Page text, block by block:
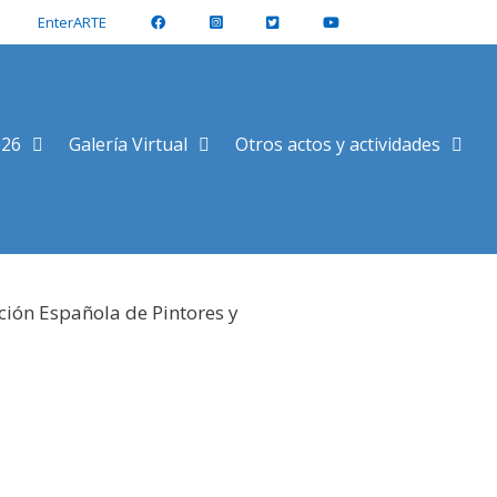
EnterARTE
Galería Virtual Otros actos y actividades
Española de Pintores y